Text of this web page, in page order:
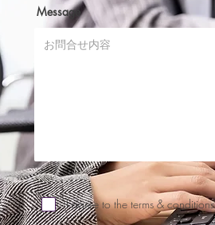
Message
I agree to the terms & conditions